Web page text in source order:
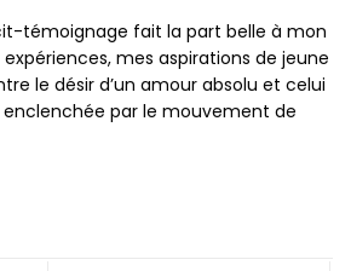
témoignage fait la part belle à mon
mes aspirations de jeune
le désir d’un amour absolu et celui
par le mouvement de